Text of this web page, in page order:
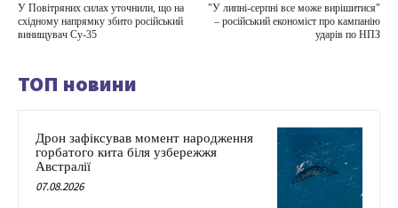
У Повітряних силах уточнили, що на
східному напрямку збито російський
винищувач Су-35
"У липні-серпні все може вирішитися"
– російський економіст про кампанію
ударів по НПЗ
ТОП новини
Дрон зафіксував момент народження
горбатого кита біля узбережжя
Австралії
07.08.2026